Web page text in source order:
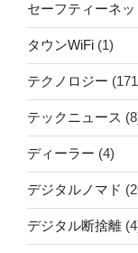
セーフティーネッ
タウンWiFi (1)
テクノロジー
テックニュース
ディーラー (4)
デジタルノマド
デジタル断捨離